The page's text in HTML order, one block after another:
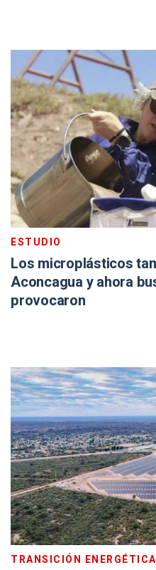
ESTUDIO
Los microplásticos
Aconcagua y ahora
provocaron
TRANSICIÓN ENERGÉTICA